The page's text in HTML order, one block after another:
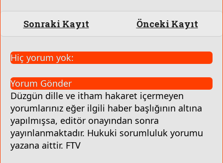
Sonraki Kayıt Önceki Kayıt
Hiç yorum yok:
Yorum Gönder
Düzgün dille ve itham hakaret içermeyen
yorumlarınız eğer ilgili haber başlığının altına
yapılmışsa, editör onayından sonra
yayınlanmaktadır. Hukuki sorumluluk yorumu
yazana aittir. FTV